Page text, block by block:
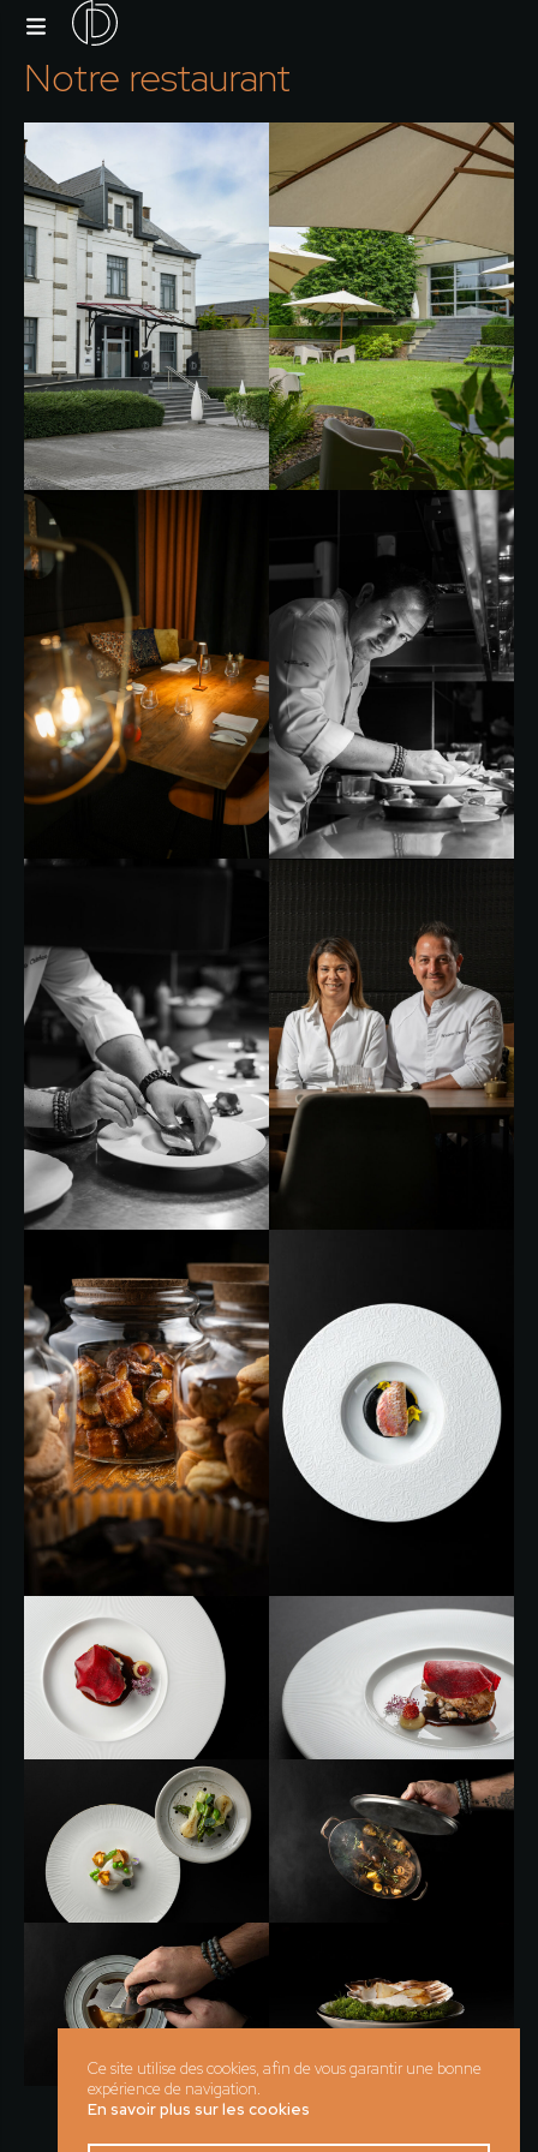
Notre restaurant
Ce site utilise des cookies, afin de vous garantir une bonne
expérience de navigation.
En savoir plus sur les cookies